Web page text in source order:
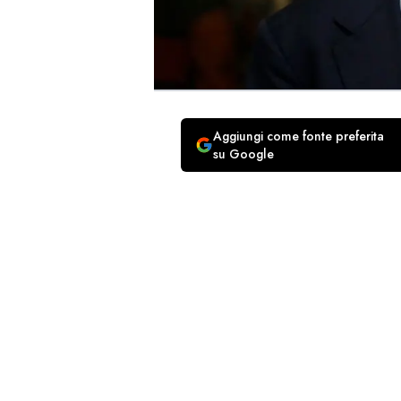
Aggiungi come fonte preferita
su Google